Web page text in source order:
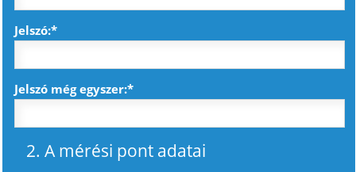
Jelszó:*
Jelszó még egyszer:*
2. A mérési pont adatai